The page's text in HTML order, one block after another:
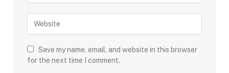
Save my name, email, and website in this browser
for the next time I comment.